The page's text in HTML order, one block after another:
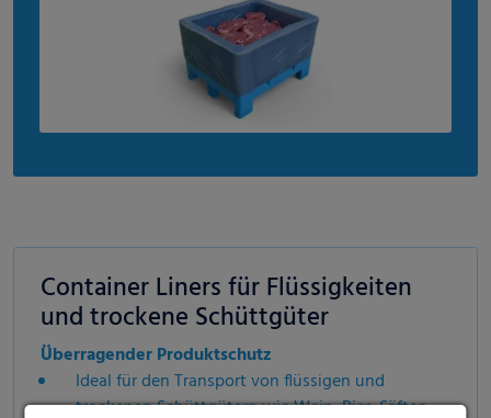
Container Liners für Flüssigkeiten
und trockene Schüttgüter
Überragender Produktschutz
Ideal für den Transport von flüssigen und
trockenen Schüttgütern wie Wein, Bier, Säften,